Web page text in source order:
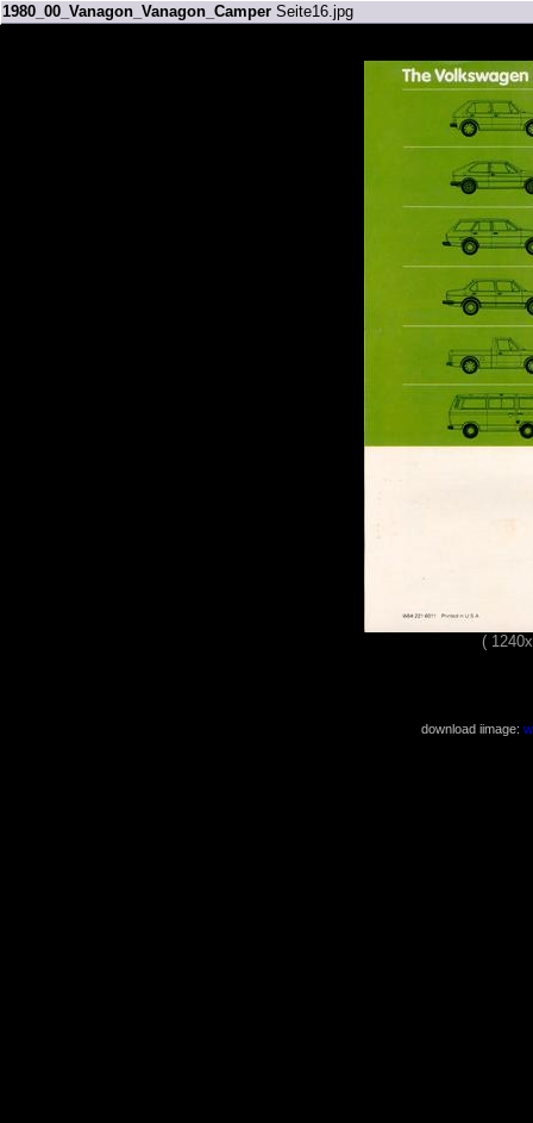
1980_00_Vanagon_Vanagon_CamperSeite16.jpg
(
download iimage: